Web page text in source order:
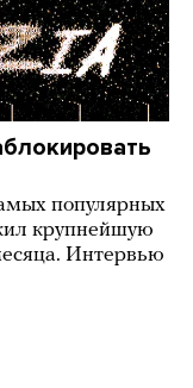
популярных
крупнейшую
Интервью